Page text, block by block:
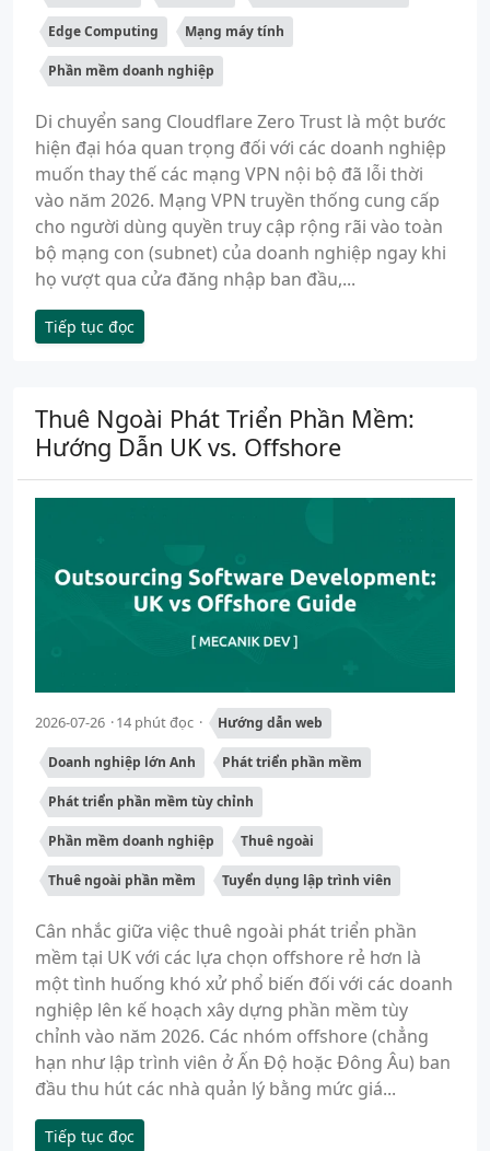
Edge Computing Mạng máy tính
Phần mềm doanh nghiệp
Di chuyển sang Cloudflare Zero Trust là một bước
hiện đại hóa quan trọng đối với các doanh nghiệp
muốn thay thế các mạng VPN nội bộ đã lỗi thời
vào năm 2026. Mạng VPN truyền thống cung cấp
cho người dùng quyền truy cập rộng rãi vào toàn
bộ mạng con (subnet) của doanh nghiệp ngay khi
họ vượt qua cửa đăng nhập ban đầu,...
Tiếp tục đọc
Thuê Ngoài Phát Triển Phần Mềm:
Hướng Dẫn UK vs. Offshore
2026-07-26 14 phút đọc Hướng dẫn web
Doanh nghiệp lớn Anh Phát triển phần mềm
Phát triển phần mềm tùy chỉnh
Phần mềm doanh nghiệp Thuê ngoài
Thuê ngoài phần mềm Tuyển dụng lập trình viên
Cân nhắc giữa việc thuê ngoài phát triển phần
mềm tại UK với các lựa chọn offshore rẻ hơn là
một tình huống khó xử phổ biến đối với các doanh
nghiệp lên kế hoạch xây dựng phần mềm tùy
chỉnh vào năm 2026. Các nhóm offshore (chẳng
hạn như lập trình viên ở Ấn Độ hoặc Đông Âu) ban
đầu thu hút các nhà quản lý bằng mức giá...
Tiếp tục đọc